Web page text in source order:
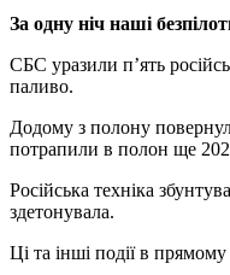
За одну ніч наші
СБС уразили п’ять
паливо.
Додому з полону
потрапили в полон ще
Російська техніка
здетонувала.
Ці та інші події в